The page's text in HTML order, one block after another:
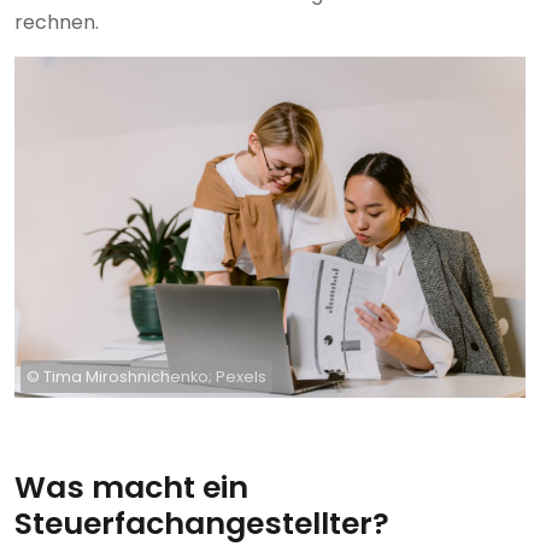
rechnen.
© Tima Miroshnichenko; Pexels
Was macht ein
Steuerfachangestellter?